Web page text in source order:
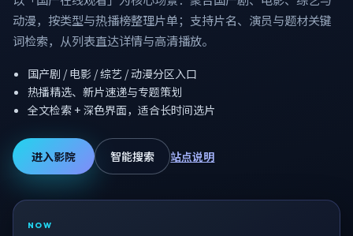
动漫，按类型与热播榜整理片单；支持片名、演员与题材关键
词检索，从列表直达详情与高清播放。
国产剧 / 电影 / 综艺 / 动漫分区入口
热播精选、新片速递与专题策划
全文检索 + 深色界面，适合长时间选片
进入影院 智能搜索 站点说明
NOW